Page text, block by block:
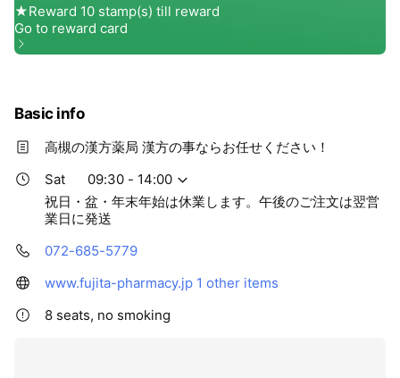
Basic info
高槻の漢方薬局 漢方の事ならお任せください！
Sat
09:30 - 14:00
祝日・盆・年末年始は休業します。午後のご注文は翌営
業日に発送
072-685-5779
www.fujita-pharmacy.jp 1 other items
8 seats, no smoking